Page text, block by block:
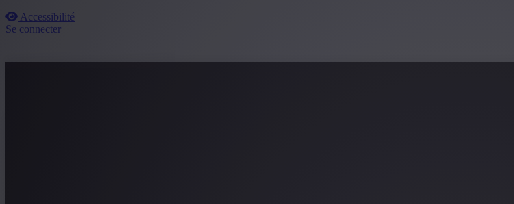
Accessibilité
Se connecter
Loading...